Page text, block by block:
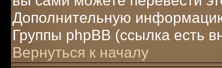
Дополнительную
Группы phpBB (ссылка есть
Вернуться к началу